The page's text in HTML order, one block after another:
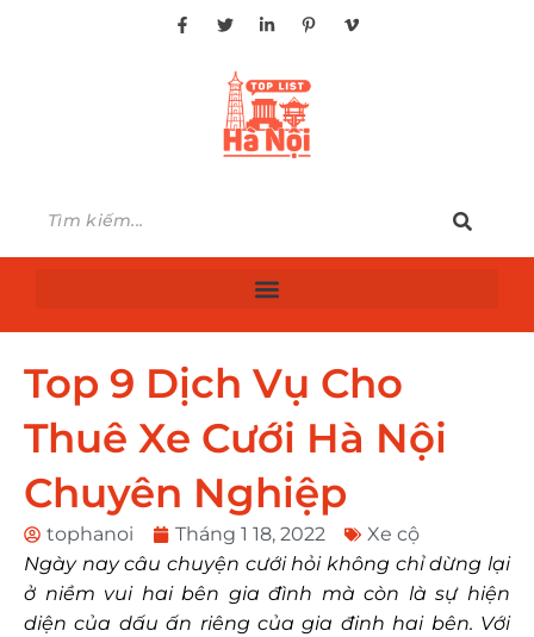
Top 9 Dịch Vụ Cho
Thuê Xe Cưới Hà Nội
Chuyên Nghiệp
tophanoi Tháng 1 18, 2022
Xe cộ
Ngày nay câu chuyện cưới hỏi không chỉ dừng lại
ở niềm vui hai bên gia đình mà còn là sự hiện
diện của dấu ấn riêng của gia đinh hai bên. Với